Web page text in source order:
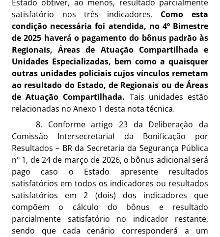
Estado obtiver, ao menos, resultado parcialmente
satisfatório nos três indicadores. Como esta
condição necessária foi atendida, no 4º Bimestre
de 2025 haverá o pagamento do bônus padrão às
Regionais, Áreas de Atuação Compartilhada e
Unidades Especializadas, bem como a quaisquer
outras unidades policiais cujos vínculos remetam
ao resultado do Estado, de Regionais ou de Áreas
de Atuação Compartilhada. Tais unidades estão
relacionadas no Anexo 1 desta nota técnica.
8. Conforme artigo 23 da Deliberação da
Comissão Intersecretarial da Bonificação por
Resultados – BR da Secretaria da Segurança Pública
nº 1, de 24 de março de 2026, o bônus adicional será
pago caso o Estado apresente resultados
satisfatórios em todos os indicadores ou resultados
satisfatórios em 2 (dois) dos indicadores que
compõem o cálculo do bônus e resultado
parcialmente satisfatório no indicador restante,
sendo que cada cenário corresponderá a um